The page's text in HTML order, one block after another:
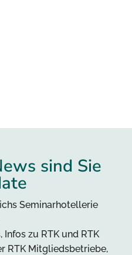
sind Sie
Seminarhotellerie
zu RTK und RTK
RTK Mitgliedsbetriebe,